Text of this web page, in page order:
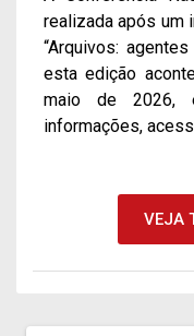
realizada após um
“Arquivos:
esta edição
maio de 2026,
informações,
VEJA